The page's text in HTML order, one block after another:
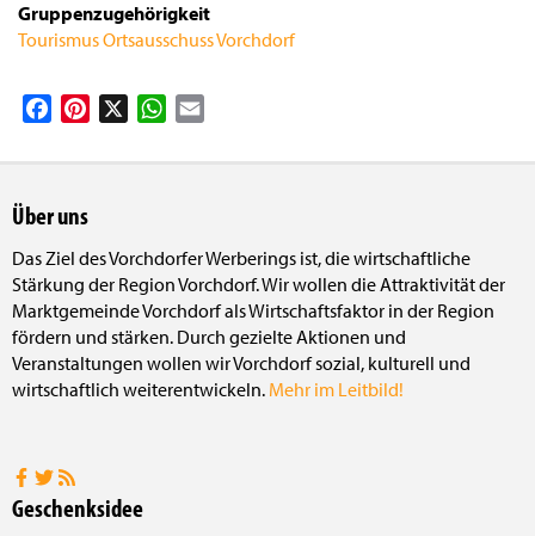
Gruppenzugehörigkeit
Tourismus Ortsausschuss Vorchdorf
FacebookPinterest WhatsApp
Über uns
Das Ziel des Vorchdorfer Werberings ist, die wirtschaftliche
Stärkung der Region Vorchdorf. Wir wollen die Attraktivität der
Marktgemeinde Vorchdorf als Wirtschaftsfaktor in der Region
fördern und stärken. Durch gezielte Aktionen und
Veranstaltungen wollen wir Vorchdorf sozial, kulturell und
wirtschaftlich weiterentwickeln. Mehr im Leitbild!
Geschenksidee